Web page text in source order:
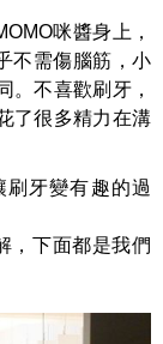
咪醬身上，
不需傷腦筋，小
不喜歡刷牙，
了很多精力在溝
牙變有趣的過
，下面都是我們